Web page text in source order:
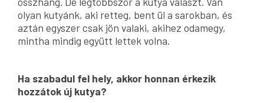
olyan kutyánk, aki retteg, bent ül a sarokban, és
aztán egyszer csak jön valaki, akihez odamegy,
mintha mindig együtt lettek volna.
Ha szabadul fel hely, akkor honnan érkezik
hozzátok új kutya?